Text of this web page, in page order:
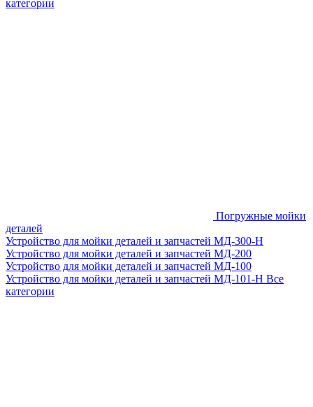
категории
Погружные мойки
деталей
Устройство для мойки деталей и запчастей МД-300-H
Устройство для мойки деталей и запчастей МД-200
Устройство для мойки деталей и запчастей МД-100
Устройство для мойки деталей и запчастей МД-101-Н Все
категории